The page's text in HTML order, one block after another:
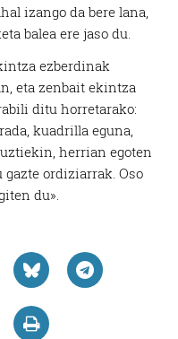
izango da bere lana,
balea ere jaso du.
ezberdinak
eta zenbait ekintza
ditu horretarako:
kuadrilla eguna,
herrian egoten
ordiziarrak. Oso
du».